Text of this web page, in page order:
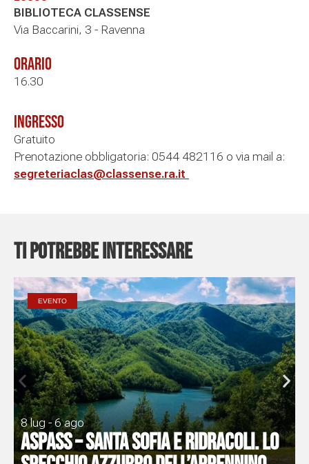
BIBLIOTECA CLASSENSE
Via Baccarini, 3 - Ravenna
Orario
16.30
Ingresso
Gratuito
Prenotazione obbligatoria: 0544 482116 o via mail a:
segreteriaclas@classense.ra.it
Ti potrebbe interessare
EVENTO
8 lug - 6 ago
ASPASS – Santa Sofia e Ridracoli. Lo